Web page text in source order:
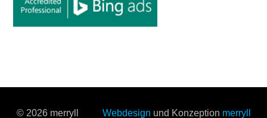
© 2026 merryll Webdesign und Konzeption merryll